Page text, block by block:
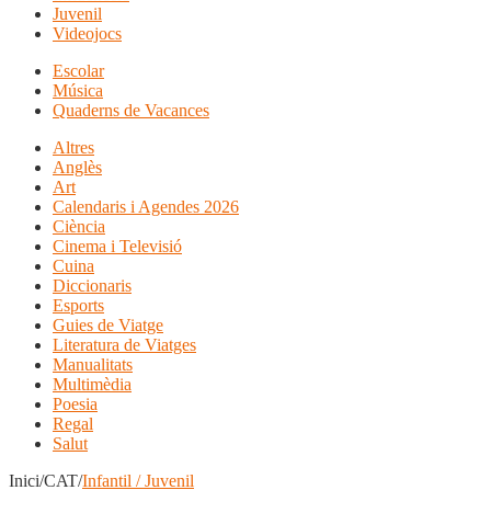
Juvenil
Videojocs
Escolar
Música
Quaderns de Vacances
Altres
Anglès
Art
Calendaris i Agendes 2026
Ciència
Cinema i Televisió
Cuina
Diccionaris
Esports
Guies de Viatge
Literatura de Viatges
Manualitats
Multimèdia
Poesia
Regal
Salut
Inici/CAT/Infantil / Juvenil